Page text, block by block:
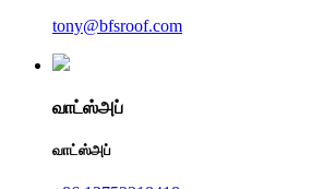
tony@bfsroof.com
வாட்ஸ்அப்
வாட்ஸ்அப்